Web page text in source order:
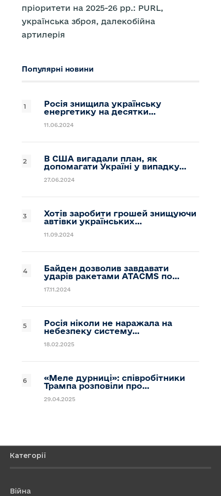
пріоритети на 2025-26 рр.: PURL,
українська зброя, далекобійна
артилерія
Популярні новини
Росія знищила українську
енергетику на десятки…
11.06.2024
В США вигадали план, як
допомагати Україні у випадку…
27.06.2024
Хотів заробити грошей знищуючи
автівки українських…
11.09.2024
Байден дозволив завдавати
ударів ракетами ATACMS по…
17.11.2024
Росія ніколи не наражала на
небезпеку систему…
18.02.2025
«Меле дурниці»: співробітники
Трампа розповіли про…
29.04.2025
Категорії
Війна